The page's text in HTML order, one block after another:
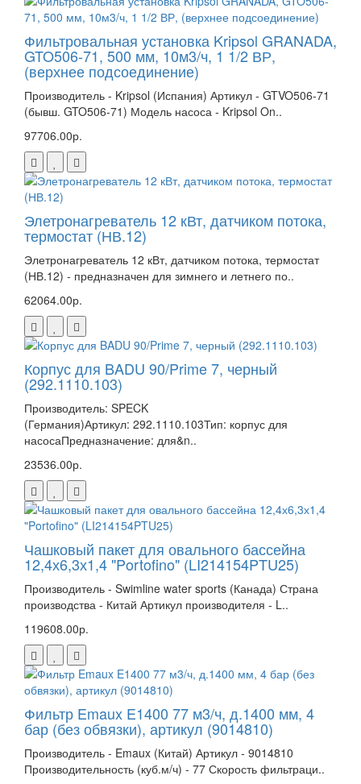
Фильтровальная установка Kripsol GRANADA,
GTO506-71, 500 мм, 10м3/ч, 1 1/2 ВР,
(верхнее подсоединение)
Производитель - Kripsol (Испания) Артикул - GTVO506-71
(бывш. GTO506-71) Модель насоса - Kripsol On..
97706.00р.
Элетронагреватель 12 кВт, датчиком потока,
термостат (НВ.12)
Элетронагреватель 12 кВт, датчиком потока, термостат
(НВ.12) - предназначен для зимнего и летнего по..
62064.00р.
Корпус для BADU 90/Prime 7, черный
(292.1110.103)
Производитель: SPECK
(Германия)Артикул: 292.1110.103Тип: корпус для
насосаПредназначение: для&n..
23536.00р.
Чашковый пакет для овального бассейна
12,4х6,3х1,4 "Portofino" (LI214154PTU25)
Производитель - Swimline water sports (Канада) Страна
производства - Китай Артикул производителя - L..
119608.00р.
Фильтр Emaux E1400 77 м3/ч, д.1400 мм, 4
бар (без обвязки), артикул (9014810)
Производитель - Emaux (Китай) Артикул - 9014810
Производительность (куб.м/ч) - 77 Скорость фильтраци..